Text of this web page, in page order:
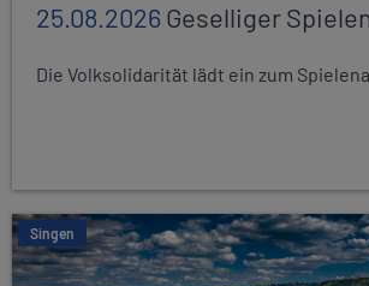
25.08.2026Geselliger
Die Volksolidarität lädt ein zum
Singen